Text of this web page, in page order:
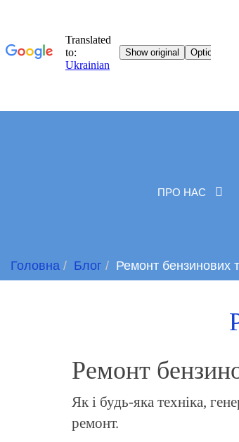
ПРО НАС
Головна Блог Ремонт бензинових
Ремонт
Як і будь-яка техніка,
ремонт.